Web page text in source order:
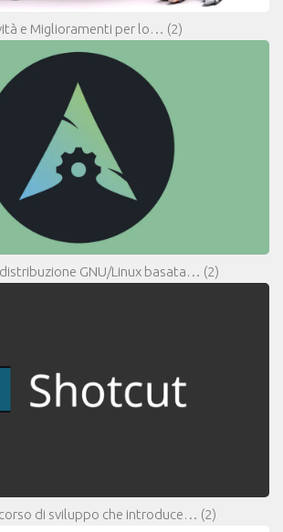
e Miglioramenti per lo… (2)
GNU/Linux basata… (2)
di sviluppo che introduce… (2)